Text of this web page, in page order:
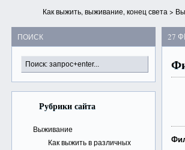
Как выжить, выживание, конец света >
ПОИСК
Рубрики сайта
Выживание
Как выжить в различных
27